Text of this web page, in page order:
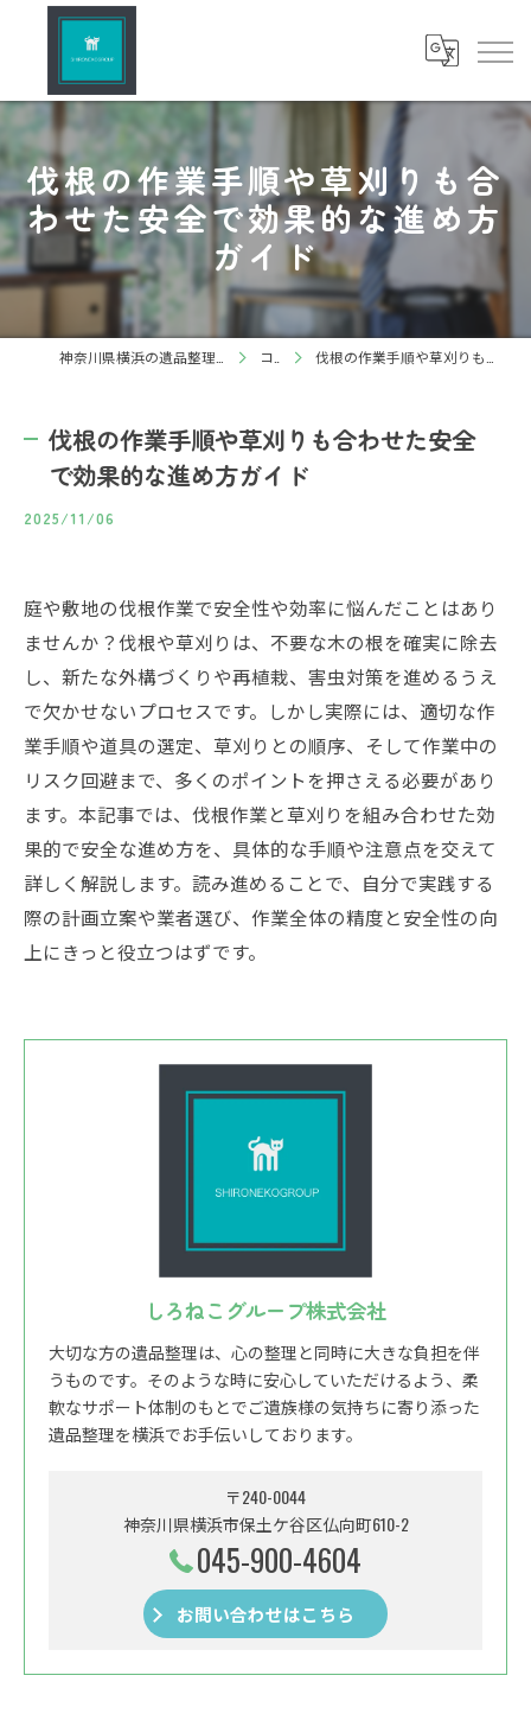
伐根の作業手順や草刈りも合
わせた安全で効果的な進め方
ガイド
コラム 伐根の作業手順や草刈りも合わせた安全で効果的な進め方ガイド
伐根の作業手順や草刈りも合わせた安全
で効果的な進め方ガイド
2025/11/06
庭や敷地の伐根作業で安全性や効率に悩んだことはあり
ませんか？伐根や草刈りは、不要な木の根を確実に除去
し、新たな外構づくりや再植栽、害虫対策を進めるうえ
で欠かせないプロセスです。しかし実際には、適切な作
業手順や道具の選定、草刈りとの順序、そして作業中の
リスク回避まで、多くのポイントを押さえる必要があり
ます。本記事では、伐根作業と草刈りを組み合わせた効
果的で安全な進め方を、具体的な手順や注意点を交えて
詳しく解説します。読み進めることで、自分で実践する
際の計画立案や業者選び、作業全体の精度と安全性の向
上にきっと役立つはずです。
しろねこグループ株式会社
大切な方の遺品整理は、心の整理と同時に大きな負担を伴
うものです。そのような時に安心していただけるよう、柔
軟なサポート体制のもとでご遺族様の気持ちに寄り添った
遺品整理を横浜でお手伝いしております。
〒240-0044
神奈川県横浜市保土ケ谷区仏向町610-2
045-900-4604
お問い合わせはこちら